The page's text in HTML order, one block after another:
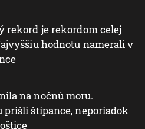
rekord je rekordom celej
hodnotu namerali v
na nočnú moru.
prišli štípance, neporiadok